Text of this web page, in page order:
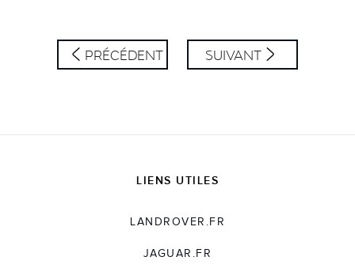
SHARE
PRÉCÉDENT SUIVANT
LIENS UTILES
LANDROVER.FR
JAGUAR.FR